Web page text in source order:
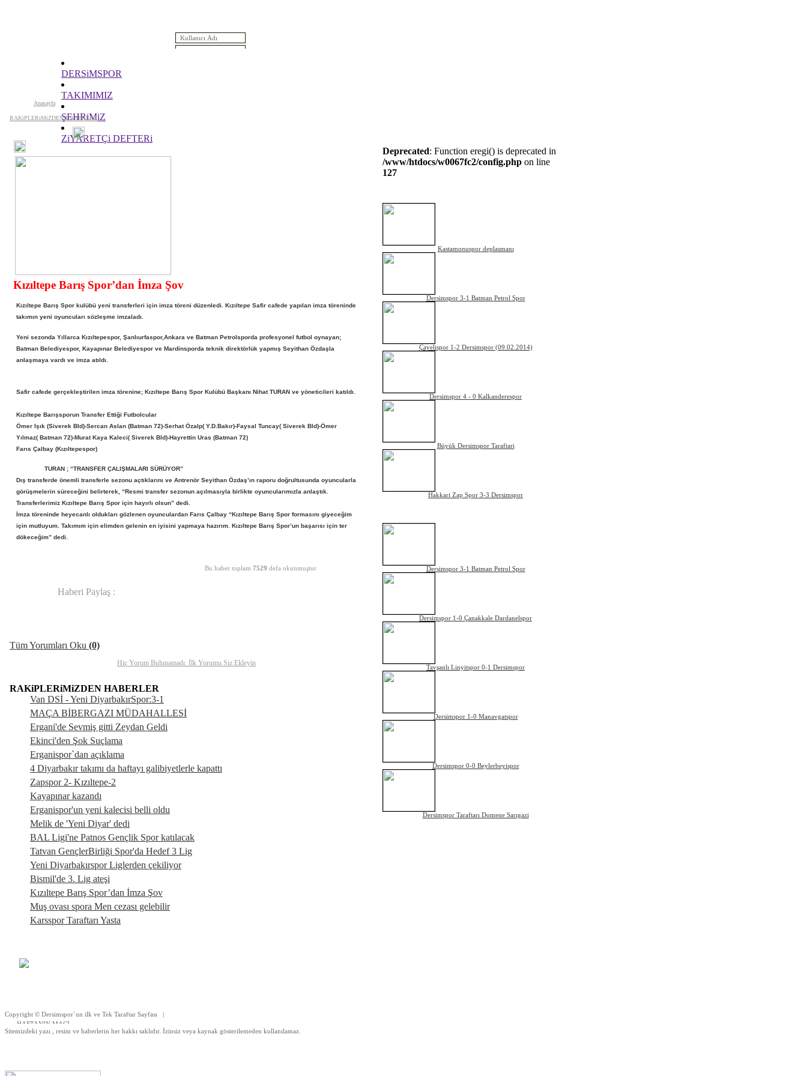
DERSiMSPOR
TAKIMIMIZ
ŞEHRiMiZ
ZiYARETÇi DEFTERi
: Function mysql_numrows() is deprecated in
Anasayfa
RAKiPLERiMiZDEN HABERLER
Kızıltepe Barış Spor’dan İmza Şov
Tarih : 2012.08.12 13:40:57
edecek olan Kızıltepe Barış Spor, yeni sezon
öncesi adeta imza şov yaptı.
Kızıltepe Barış Spor kulübü yeni transferleri için imza töreni düzenledi. Kızıltepe Safir cafede yapılan imza töreninde
takımın yeni oyuncuları sözleşme imzaladı.
Yeni sezonda Yıllarca Kızıltepespor, Şanlıurfaspor,Ankara ve Batman Petrolsporda profesyonel futbol oynayan;
Batman Belediyespor, Kayapınar Belediyespor ve Mardinsporda teknik direktörlük yapmış Seyithan Özdaşla
anlaşmaya vardı ve imza atıldı.
Safir cafede gerçekleştirilen imza törenine; Kızıltepe Barış Spor Kulübü Başkanı Nihat TURAN ve yöneticileri katıldı.
Kızıltepe Barışsporun Transfer Ettiği Futbolcular
Ömer Işık (Siverek Bld)-Sercan Aslan (Batman 72)-Serhat Özalp( Y.D.Bakır)-Faysal Tuncay( Siverek Bld)-Ömer
Yılmaz( Batman 72)-Murat Kaya Kaleci( Siverek Bld)-Hayrettin Uras (Batman 72)
Farıs Çalbay (Kızıltepespor)
TURAN ; “TRANSFER ÇALIŞMALARI SÜRÜYOR”
Dış transferde önemli transferle sezonu açtıklarını ve Antrenör Seyithan Özdaş’ın raporu doğrultusunda oyuncularla
görüşmelerin süreceğini belirterek, “Resmi transfer sezonun açılmasıyla birlikte oyuncularımızla anlaştık.
Transferlerimiz Kızıltepe Barış Spor için hayırlı olsun” dedi.
İmza töreninde heyecanlı oldukları gözlenen oyunculardan Farıs Çalbay “Kızıltepe Barış Spor formasını giyeceğim
için mutluyum. Takımım için elimden gelenin en iyisini yapmaya hazırım. Kızıltepe Barış Spor’un başarısı için ter
dökeceğim” dedi.
Bu haber toplam 7529 defa okunmuştur
Haberi Paylaş :
Tüm Yorumları Oku (0)
Hiç Yorum Bulunamadı. İlk Yorumu Siz Ekleyin
RAKiPLERiMiZDEN HABERLER
Van DSİ - Yeni DiyarbakırSpor:3-1
MAÇA BİBERGAZI MÜDAHALLESİ
Ergani'de Sevmiş gitti Zeydan Geldi
Ekinci'den Şok Suçlama
Erganispor`dan açıklama
4 Diyarbakır takımı da haftayı galibiyetlerle kapattı
Zapspor 2- Kızıltepe-2
Kayapınar kazandı
Erganispor'un yeni kalecisi belli oldu
Melik de 'Yeni Diyar' dedi
BAL Ligi'ne Patnos Gençlik Spor katılacak
Tatvan GençlerBirliği Spor'da Hedef 3 Lig
Yeni Diyarbakırspor Liglerden çekiliyor
Bismil'de 3. Lig ateşi
Kızıltepe Barış Spor’dan İmza Şov
Muş ovası spora Men cezası gelebilir
Karsspor Taraftarı Yasta
Deprecated: Function eregi() is deprecated in
/www/htdocs/w0067fc2/config.php on line
127
Kastamonuspor deplasmanı
Dersimspor 3-1 Batman Petrol Spor
Çayelispor 1-2 Dersimspor (09.02.2014)
Dersimspor 4 - 0 Kalkanderespor
Büyük Dersimspor Taraftari
Hakkari Zap Spor 3-3 Dersimspor
Dersimspor 3-1 Batman Petrol Spor
Dersimspor 1-0 Çanakkale Dardanelspor
Tavşanlı Linyitspor 0-1 Dersimspor
Dersimspor 1-0 Manavgatspor
Dersimspor 0-0 Beylerbeyispor
Dersimspor Taraftarı Domene Sarıgazi
Copyright © Dersimspor`un ilk ve Tek Taraftar Sayfası |
HAFTANIN MACI
|
Sitemizdeki yazı , resim ve haberlerin her hakkı saklıdır. İzinsiz veya kaynak gösterilemeden kullanılamaz.